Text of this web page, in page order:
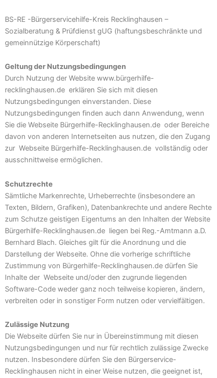
BS-RE -Bürgerservicehilfe-Kreis Recklinghausen –
Sozialberatung & Prüfdienst gUG (haftungsbeschränkte und
gemeinnützige Körperschaft)
Geltung der Nutzungsbedingungen
Durch Nutzung der Website www.bürgerhilfe-
recklinghausen.de erklären Sie sich mit diesen
Nutzungsbedingungen einverstanden. Diese
Nutzungsbedingungen finden auch dann Anwendung, wenn
Sie die Webseite Bürgerhilfe-Recklinghausen.de oder Bereiche
davon von anderen Internetseiten aus nutzen, die den Zugang
zur Webseite Bürgerhilfe-Recklinghausen.de vollständig oder
ausschnittweise ermöglichen.
Schutzrechte
Sämtliche Markenrechte, Urheberrechte (insbesondere an
Texten, Bildern, Grafiken), Datenbankrechte und andere Rechte
zum Schutze geistigen Eigentums an den Inhalten der Website
Bürgerhilfe-Recklinghausen.de liegen bei Reg.-Amtmann a.D.
Bernhard Blach. Gleiches gilt für die Anordnung und die
Darstellung der Webseite. Ohne die vorherige schriftliche
Zustimmung von Bürgerhilfe-Recklinghausen.de dürfen Sie
Inhalte der Webseite und/oder den zugrunde liegenden
Software-Code weder ganz noch teilweise kopieren, ändern,
verbreiten oder in sonstiger Form nutzen oder vervielfältigen.
Zulässige Nutzung
Die Webseite dürfen Sie nur in Übereinstimmung mit diesen
Nutzungsbedingungen und nur für rechtlich zulässige Zwecke
nutzen. Insbesondere dürfen Sie den Bürgerservice-
Recklinghausen nicht in einer Weise nutzen, die geeignet ist,